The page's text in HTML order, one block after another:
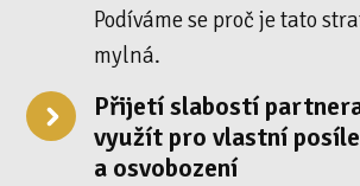
Podíváme se proč je tato
mylná.
Přijetí slabostí
využít pro vlastní
a osvobození